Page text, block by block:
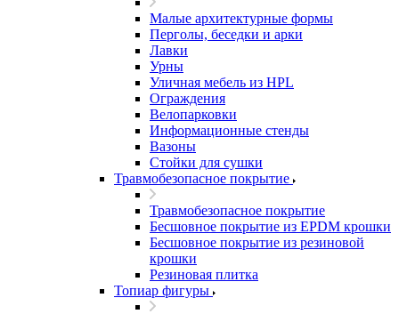
Малые архитектурные формы
Перголы, беседки и арки
Лавки
Урны
Уличная мебель из HPL
Ограждения
Велопарковки
Информационные стенды
Вазоны
Стойки для сушки
Травмобезопасное покрытие
Травмобезопасное покрытие
Бесшовное покрытие из EPDM крошки
Бесшовное покрытие из резиновой
крошки
Резиновая плитка
Топиар фигуры